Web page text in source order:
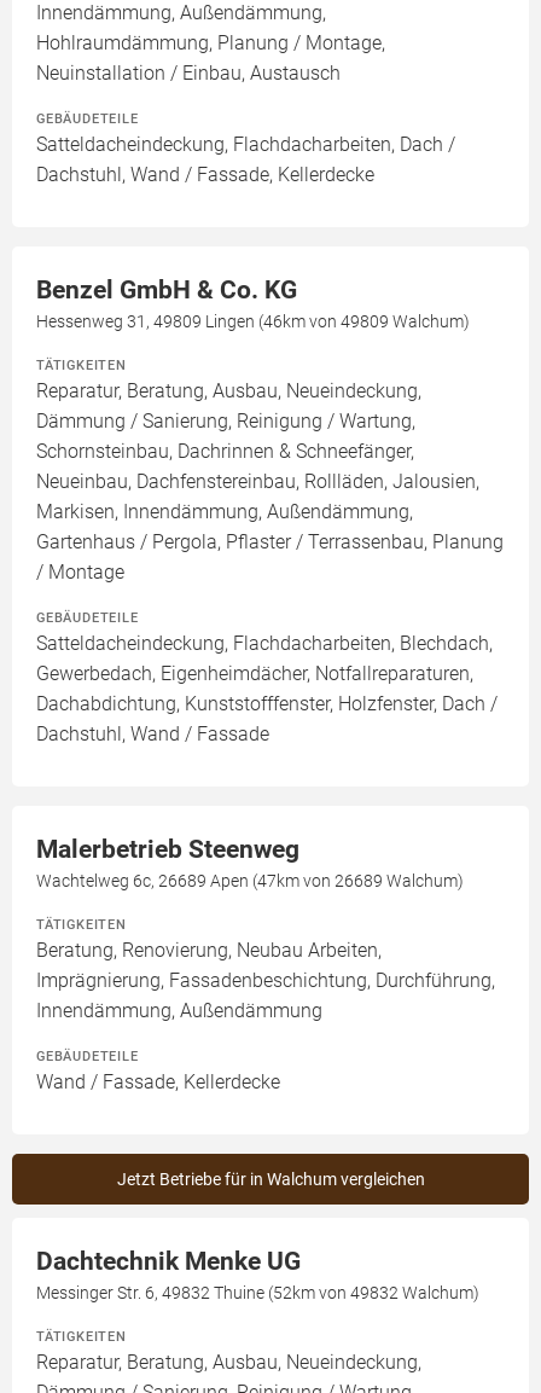
Innendämmung, Außendämmung,
Hohlraumdämmung, Planung / Montage,
Neuinstallation / Einbau, Austausch
GEBÄUDETEILE
Satteldacheindeckung, Flachdacharbeiten, Dach /
Dachstuhl, Wand / Fassade, Kellerdecke
Benzel GmbH & Co. KG
Hessenweg 31, 49809 Lingen (46km von 49809 Walchum)
TÄTIGKEITEN
Reparatur, Beratung, Ausbau, Neueindeckung,
Dämmung / Sanierung, Reinigung / Wartung,
Schornsteinbau, Dachrinnen & Schneefänger,
Neueinbau, Dachfenstereinbau, Rollläden, Jalousien,
Markisen, Innendämmung, Außendämmung,
Gartenhaus / Pergola, Pflaster / Terrassenbau, Planung
/ Montage
GEBÄUDETEILE
Satteldacheindeckung, Flachdacharbeiten, Blechdach,
Gewerbedach, Eigenheimdächer, Notfallreparaturen,
Dachabdichtung, Kunststofffenster, Holzfenster, Dach /
Dachstuhl, Wand / Fassade
Malerbetrieb Steenweg
Wachtelweg 6c, 26689 Apen (47km von 26689 Walchum)
TÄTIGKEITEN
Beratung, Renovierung, Neubau Arbeiten,
Imprägnierung, Fassadenbeschichtung, Durchführung,
Innendämmung, Außendämmung
GEBÄUDETEILE
Wand / Fassade, Kellerdecke
Jetzt Betriebe für in Walchum vergleichen
Dachtechnik Menke UG
Messinger Str. 6, 49832 Thuine (52km von 49832 Walchum)
TÄTIGKEITEN
Reparatur, Beratung, Ausbau, Neueindeckung,